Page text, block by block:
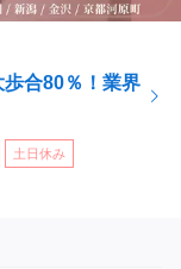
合80％！業界
土日休み